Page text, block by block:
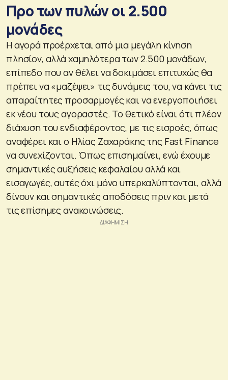
Προ των πυλών οι 2.500
μονάδες
Η αγορά προέρχεται από μια μεγάλη κίνηση
πλησίον, αλλά χαμηλότερα των 2.500 μονάδων,
επίπεδο που αν θέλει να δοκιμάσει επιτυχώς θα
πρέπει να «μαζέψει» τις δυνάμεις του, να κάνει τις
απαραίτητες προσαρμογές και να ενεργοποιήσει
εκ νέου τους αγοραστές. Το θετικό είναι ότι πλέον
διάχυση του ενδιαφέροντος, με τις εισροές, όπως
αναφέρει και ο Ηλίας Ζαχαράκης της Fast Finance
να συνεχίζονται. Όπως επισημαίνει, ενώ έχουμε
σημαντικές αυξήσεις κεφαλαίου αλλά και
εισαγωγές, αυτές όχι μόνο υπερκαλύπτονται, αλλά
δίνουν και σημαντικές αποδόσεις πριν και μετά
τις επίσημες ανακοινώσεις.